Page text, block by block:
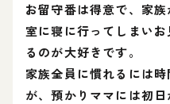
お留守番は得意で、家
室に寝に行ってしまい
るのが大好きです。
家族全員に慣れるには
が、預かりママには初